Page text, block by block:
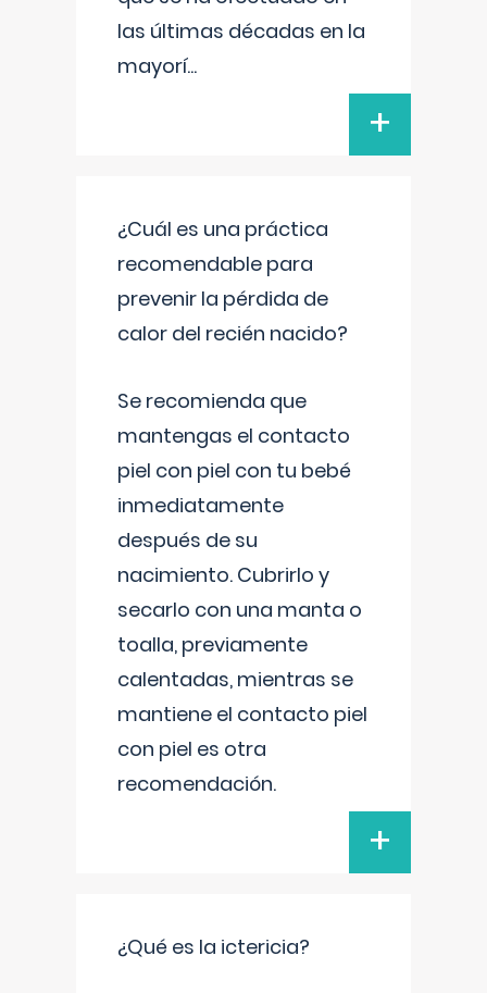
las últimas décadas en la
mayorí...
+
¿Cuál es una práctica
recomendable para
prevenir la pérdida de
calor del recién nacido?
Se recomienda que
mantengas el contacto
piel con piel con tu bebé
inmediatamente
después de su
nacimiento. Cubrirlo y
secarlo con una manta o
toalla, previamente
calentadas, mientras se
mantiene el contacto piel
con piel es otra
recomendación.
+
¿Qué es la ictericia?